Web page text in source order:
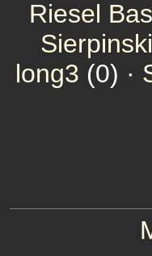
Riesel
long3 (0) ·